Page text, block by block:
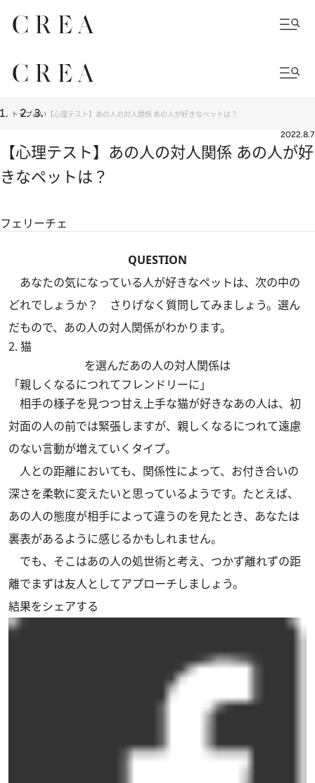
トップ占い 【心理テスト】あの人の対人関係 あの人が好きなペットは？
2022.8.7
【心理テスト】あの人の対人関係 あの人が好
きなペットは？
フェリーチェ
QUESTION
あなたの気になっている人が好きなペットは、次の中の
どれでしょうか？ さりげなく質問してみましょう。選ん
だもので、あの人の対人関係がわかります。
2. 猫
を選んだあの人の対人関係は
「親しくなるにつれてフレンドリーに」
相手の様子を見つつ甘え上手な猫が好きなあの人は、初
対面の人の前では緊張しますが、親しくなるにつれて遠慮
のない言動が増えていくタイプ。
人との距離においても、関係性によって、お付き合いの
深さを柔軟に変えたいと思っているようです。たとえば、
あの人の態度が相手によって違うのを見たとき、あなたは
裏表があるように感じるかもしれません。
でも、そこはあの人の処世術と考え、つかず離れずの距
離でまずは友人としてアプローチしましょう。
結果をシェアする